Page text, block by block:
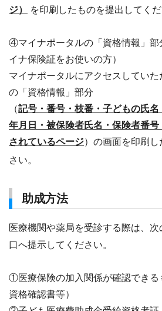
ジ）
を印刷したものを提出してくだ
④マイナポータルの「資格情報」部
イナ保険証をお使いの方）
マイナポータルにアクセスしていた
の「資格情報」部分
（記号・番号・枝番・子どもの氏
年月日・被保険者氏名・保険者番
されているページ）の画面を印刷
さい。
助成方法
医療機関や薬局を受診する際は、
口へ提示してください。
①医療保険の加入関係が確認できる
資格確認書等）